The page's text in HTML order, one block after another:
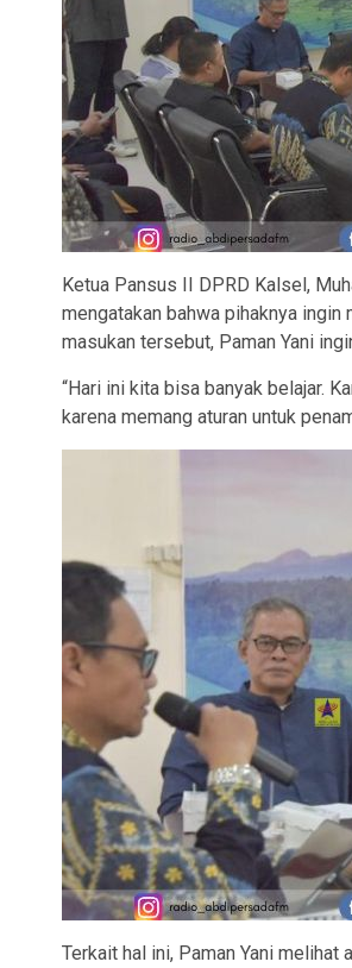
Ketua Pansus II DPRD Kalsel,
mengatakan bahwa pihaknya ingin
masukan tersebut, Paman Yani
“Hari ini kita bisa banyak belajar.
karena memang aturan untuk
Terkait hal ini, Paman Yani